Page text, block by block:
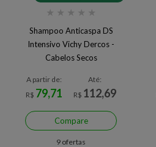
★ ★ ★ ★ ★
Shampoo Anticaspa DS
Intensivo Vichy Dercos -
Cabelos Secos
A partir de:
R$ 79,71
Até:
R$ 112,69
Compare
9 ofertas